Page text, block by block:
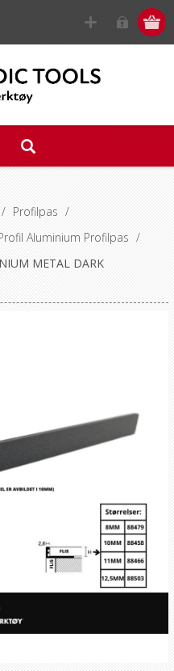
/ Profilpas /
Aluminium Profilpas /
METAL DARK